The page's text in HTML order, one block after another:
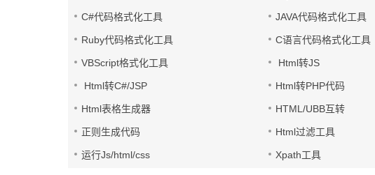
C#代码格式化工具 JAVA代码格式化工具
Ruby代码格式化工具 C语言代码格式化工具
VBScript格式化工具 Html转JS
Html转C#/JSP Html转PHP代码
Html表格生成器 HTML/UBB互转
正则生成代码 Html过滤工具
运行Js/html/css Xpath工具